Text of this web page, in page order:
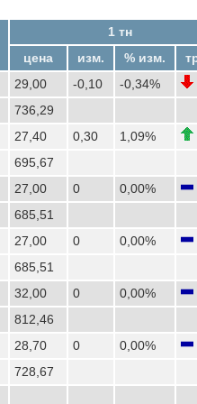
1 тн
цена
изм. % изм.
29,00 -0,10
-0,34%
736,29
27,40 0,30
1,09%
695,67
27,00 0
0,00%
685,51
27,00 0
0,00%
685,51
32,00 0
0,00%
812,46
28,70 0
0,00%
728,67